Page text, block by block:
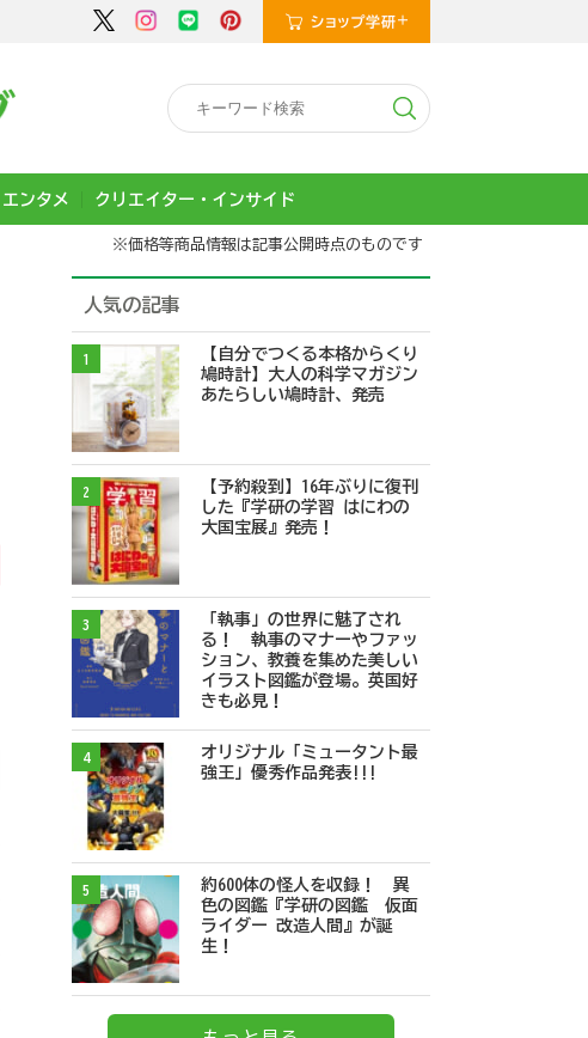
エンタメ クリエイター・インサイド
※価格等商品情報は記事公開時点のものです
人気の記事
1
【自分でつくる本格からくり
鳩時計】大人の科学マガジン
あたらしい鳩時計、発売
2
【予約殺到】16年ぶりに復刊
した『学研の学習 はにわの
大国宝展』発売！
3
「執事」の世界に魅了され
る！ 執事のマナーやファッ
ション、教養を集めた美しい
イラスト図鑑が登場。英国好
きも必見！
4
オリジナル「ミュータント最
強王」優秀作品発表!!!
5
約600体の怪人を収録！ 異
色の図鑑『学研の図鑑 仮面
ライダー 改造人間』が誕
生！